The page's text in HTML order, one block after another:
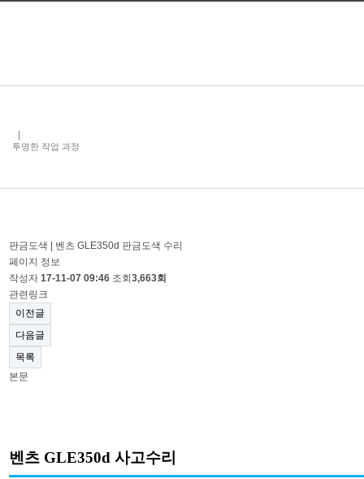
투명한 작업 과정
판금도색 | 벤츠 GLE350d 판금도색 수리
페이지 정보
작성자17-11-07 09:46 조회3,663회
관련링크
이전글
다음글
목록
본문
벤츠 GLE350d 사고수리